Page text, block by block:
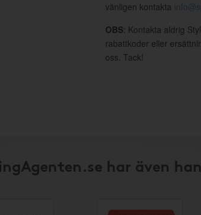
vänligen kontakta
OBS: Kontakta aldrig
rabattkoder eller
oss. Tack!
har även